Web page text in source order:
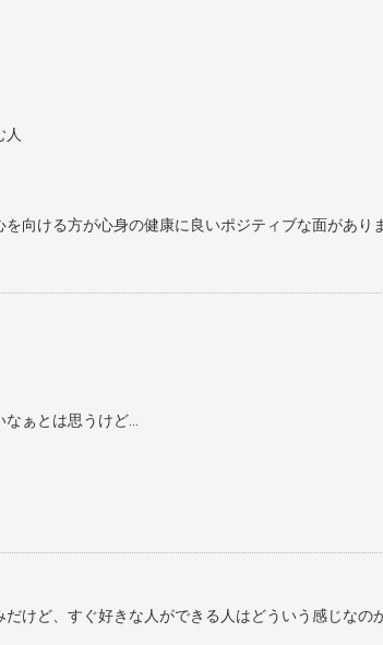
人
向ける方が心身の健康に良いポジティブな面があり
なぁとは思うけど…
けど、すぐ好きな人ができる人はどういう感じなの